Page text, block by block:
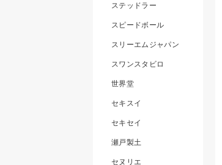
ステッドラー
スピードボール
スリーエムジャパン
スワンスタビロ
世界堂
セキスイ
セキセイ
瀬戸製土
セヌリエ